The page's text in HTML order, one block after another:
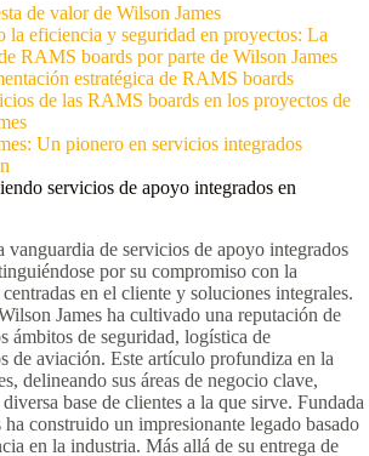
de valor de Wilson James
la eficiencia y seguridad en proyectos: La
RAMS boards por parte de Wilson James
estratégica de RAMS boards
de las RAMS boards en los proyectos de
Un pionero en servicios integrados
servicios de apoyo integrados en
vanguardia de servicios de apoyo integrados
por su compromiso con la
en el cliente y soluciones integrales.
James ha cultivado una reputación de
ámbitos de seguridad, logística de
de aviación. Este artículo profundiza en la
delineando sus áreas de negocio clave,
base de clientes a la que sirve. Fundada
construido un impresionante legado basado
en la industria. Más allá de su entrega de